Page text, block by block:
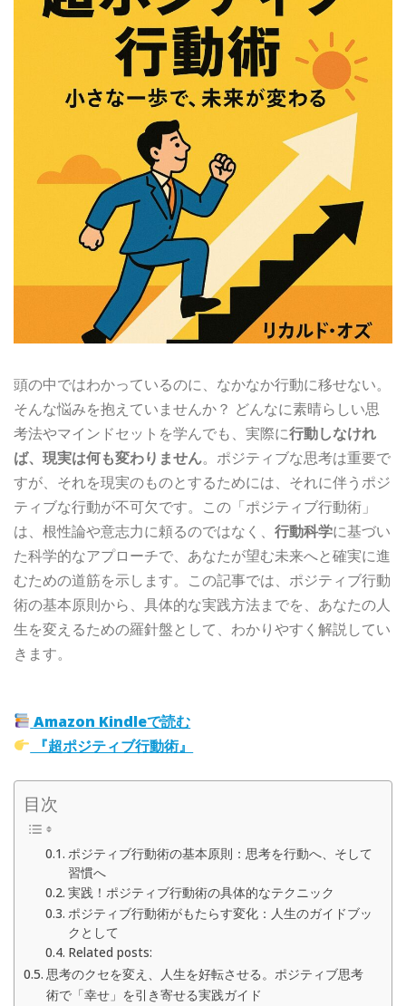
頭の中ではわかっているのに、なかなか行動に移せない。
そんな悩みを抱えていませんか？ どんなに素晴らしい思
考法やマインドセットを学んでも、実際に行動しなけれ
ば、現実は何も変わりません。ポジティブな思考は重要で
すが、それを現実のものとするためには、それに伴うポジ
ティブな行動が不可欠です。この「ポジティブ行動術」
は、根性論や意志力に頼るのではなく、 行動科学に基づい
た科学的なアプローチで、あなたが望む未来へと確実に進
むための道筋を示します。この記事では、ポジティブ行動
術の基本原則から、具体的な実践方法までを、あなたの人
生を変えるための羅針盤として、わかりやすく解説してい
きます。
Amazon Kindleで読む
『超ポジティブ行動術』
目次
ポジティブ行動術の基本原則：思考を行動へ、そして
習慣へ
実践！ポジティブ行動術の具体的なテクニック
ポジティブ行動術がもたらす変化：人生のガイドブッ
クとして
Related posts:
思考のクセを変え、人生を好転させる。ポジティブ思考
術で「幸せ」を引き寄せる実践ガイド